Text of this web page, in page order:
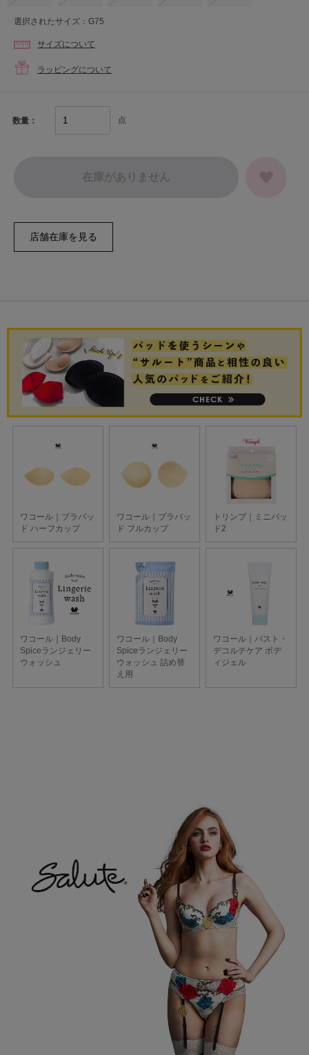
選択されたサイズ：G75
サイズについて
ラッピングについて
数量： 点
在庫がありません